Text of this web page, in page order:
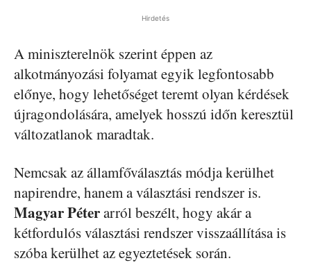
Hirdetés
A miniszterelnök szerint éppen az
alkotmányozási folyamat egyik legfontosabb
előnye, hogy lehetőséget teremt olyan kérdések
újragondolására, amelyek hosszú időn keresztül
változatlanok maradtak.
Nemcsak az államfőválasztás módja kerülhet
napirendre, hanem a választási rendszer is.
Magyar Péterarról beszélt, hogy akár a
kétfordulós választási rendszer visszaállítása is
szóba kerülhet az egyeztetések során.